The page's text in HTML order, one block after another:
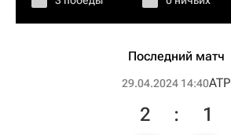
Последний матч
29.04.2024 14:40ATP
2 : 1